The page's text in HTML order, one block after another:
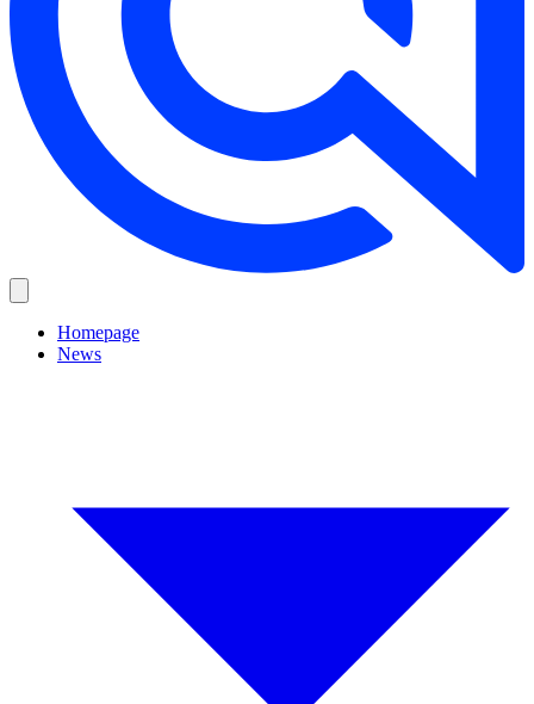
Homepage
News